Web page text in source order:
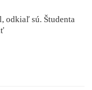
odkiaľ sú. Študenta